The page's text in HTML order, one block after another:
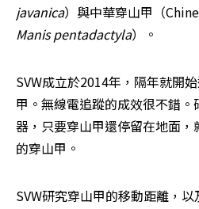
javanica）與中華穿山甲（
Manis pentadactyla）。
SVW成立於2014年，隔年就開
甲。無線電追蹤的成效很不錯
器，只要穿山甲還停留在地面
的穿山甲。
SVW研究穿山甲的移動距離，